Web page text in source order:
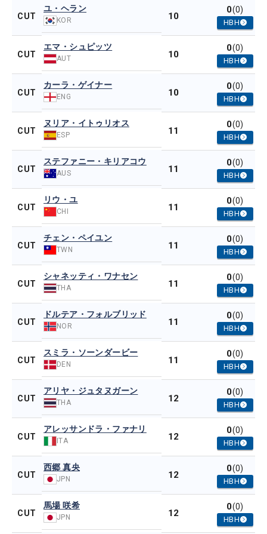
CUT
ユ・ヘラン
KOR 10
0(0)
HBH
CUT
エマ・シュピッツ
AUT 10
0(0)
HBH
CUT
カーラ・ゲイナー
ENG 10
0(0)
HBH
CUT
ヌリア・イトゥリオス
ESP 11
0(0)
HBH
CUT
ステファニー・キリアコウ
AUS 11
0(0)
HBH
CUT
リウ・ユ
CHI 11
0(0)
HBH
CUT
チェン・ペイユン
TWN 11
0(0)
HBH
CUT
シャネッティ・ワナセン
THA 11
0(0)
HBH
CUT
ドルテア・フォルブリッド
NOR 11
0(0)
HBH
CUT
スミラ・ソーンダービー
DEN 11
0(0)
HBH
CUT
アリヤ・ジュタヌガーン
THA 12
0(0)
HBH
CUT
アレッサンドラ・ファナリ
ITA 12
0(0)
HBH
CUT
西郷 真央
JPN 12
0(0)
HBH
CUT
馬場 咲希
JPN 12
0(0)
HBH